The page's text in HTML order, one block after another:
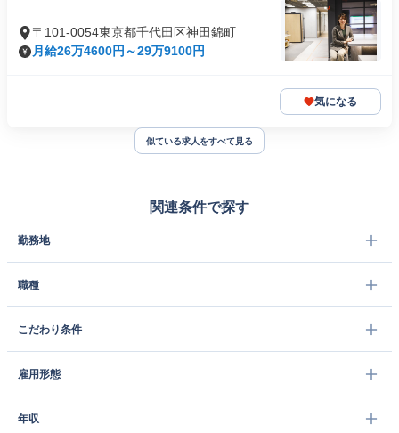
〒101-0054東京都千代田区神田錦町
月給26万4600円～29万9100円
気になる
似ている求人をすべて見る
関連条件で探す
勤務地
職種
こだわり条件
雇用形態
年収